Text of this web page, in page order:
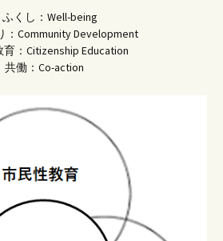
くし：Well-being
：Community Development
：Citizenship Education
共働：Co-action